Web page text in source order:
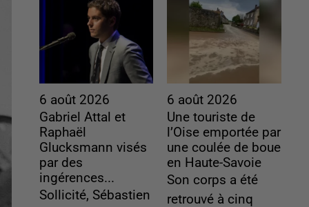
6 août 2026
Gabriel Attal et
Raphaël
Glucksmann visés
par des
ingérences...
Sollicité, Sébastien
6 août 2026
Une touriste de
l’Oise emportée par
une coulée de boue
en Haute-Savoie
Son corps a été
retrouvé à cinq